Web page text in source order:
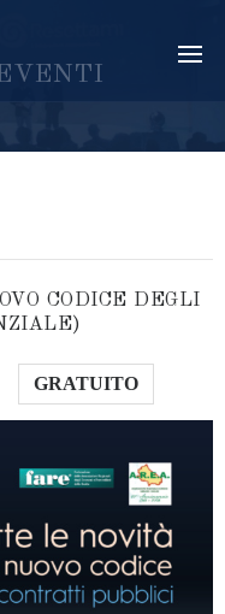
VEN TI
CODICE DEGLI
GRATUITO